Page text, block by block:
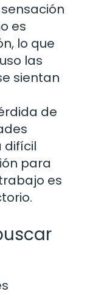
sensación
es
lo que
las
sientan
de
difícil
para
es